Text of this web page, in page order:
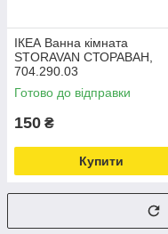
ІКЕА Ванна кімната
STORAVAN СТОРАВАН,
704.290.03
Готово до відправки
150 ₴
Купити